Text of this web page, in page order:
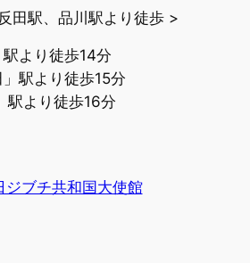
田駅、品川駅より徒歩 >
より徒歩14分
駅より徒歩15分
駅より徒歩16分
ジブチ共和国大使館